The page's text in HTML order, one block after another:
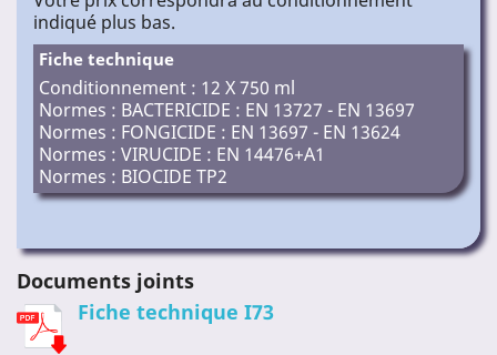
indiqué plus bas.
Fiche technique
Conditionnement : 12 X 750 ml
Normes : BACTERICIDE : EN 13727 - EN 13697
Normes : FONGICIDE : EN 13697 - EN 13624
Normes : VIRUCIDE : EN 14476+A1
Normes : BIOCIDE TP2
Documents joints
Fiche technique I73